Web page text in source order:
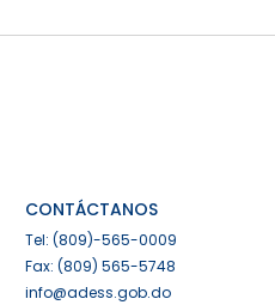
CONTÁCTANOS
Tel: (809)-565-0009
Fax: (809) 565-5748
info@adess.gob.do